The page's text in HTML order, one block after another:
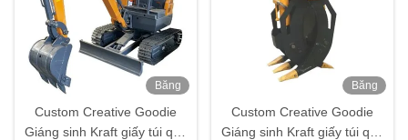
Băng
Custom Creative Goodie
Giáng sinh Kraft giấy túi quà
Băng
Custom Creative Goodie
Giáng sinh Kraft giấy túi quà